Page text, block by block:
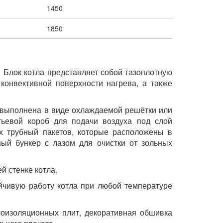
1450
1850
котла представляет собой газоплотную
поверхности нагрева, а также
в виде охлаждаемой решётки или
короб для подачи воздуха под слой
трубный пакетов, которые расположены в
бункер с лазом для очистки от зольных
стенке котла.
работу котла при любой температуре
плит, декоративная обшивка